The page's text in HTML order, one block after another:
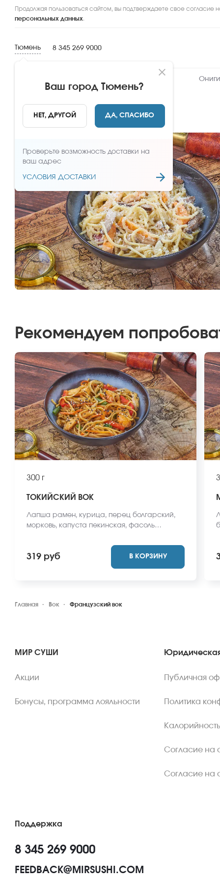
Продолжая пользоваться сайтом, вы подтверждаете свое согласие
персональных данных.
Тюмень
Ваш город Тюмень?
НЕТ, ДРУГОЙ ДА, СПАСИБО
Проверьте возможность доставки на
ваш адрес
УСЛОВИЯ ДОСТАВКИ
8 345 269 9000
НАЗАД
Рекомендуем
300 г
ТОКИЙСКИЙ ВОК
Лапша рамен, курица, перец болгарский,
морковь, капуста пекинская, фасоль
*Внешний вид блюда может отличаться от
фото на сайте.
319 руб В КОРЗИНУ
Главная Вок Французский вок
МИР СУШИ
Акции
Бонусы, программа лояльности
Публичная
Политика
Согласие на
Согласие на
Поддержка
8 345 269 9000
FEEDBACK@MIRSUSHI.COM